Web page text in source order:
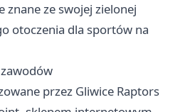
znane ze swojej zielonej
otoczenia dla sportów na
przez Gliwice Raptors